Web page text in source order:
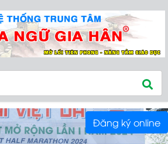
Đăng ký online